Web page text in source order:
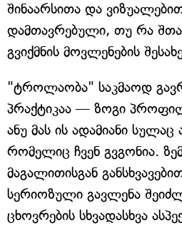
შინაარსითა და
დამთავრებული, თუ რა
გვიქმნის მოვლენების
"ტროლაობა" საკმაოდ
პრაქტიკაა — ზოგი
ანუ მას ის ადამიანი
რომელიც ჩვენ გვგონია.
მაგალითისგან
სერიოზული გავლენა
ცხოვრების სხვადასხვა